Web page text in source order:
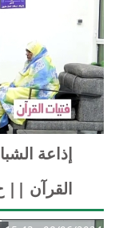
إذاعة
القرآن || ح